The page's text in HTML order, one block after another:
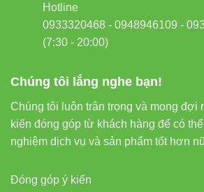
Chúng tôi lắng nghe bạn!
Chúng tôi luôn trân trọng và mong đợi
kiến đóng góp từ khách hàng để có
nghiệm dịch vụ và sản phẩm tốt hơn
Đóng góp ý kiến
Hotline
0933320468 - 0948946109 -
(7:30 - 20:00)